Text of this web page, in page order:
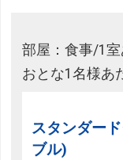
部屋：食事/1
おとな1名様あ
スタンダー
ブル)